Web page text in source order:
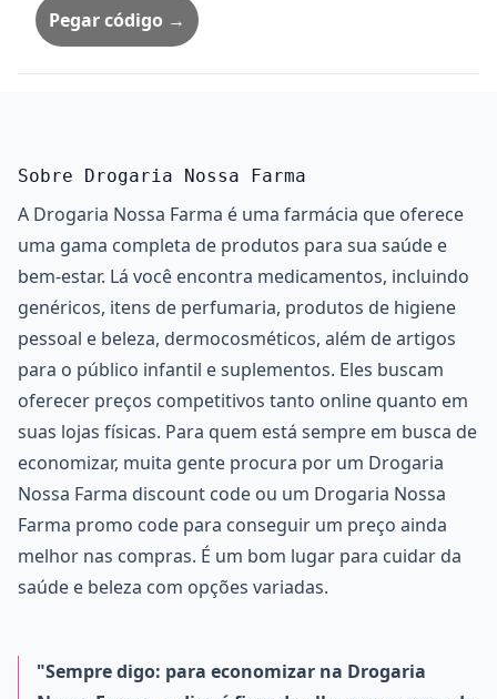
Pegar código →
Sobre Drogaria Nossa Farma
A Drogaria Nossa Farma é uma farmácia que oferece
uma gama completa de produtos para sua saúde e
bem-estar. Lá você encontra medicamentos, incluindo
genéricos, itens de perfumaria, produtos de higiene
pessoal e beleza, dermocosméticos, além de artigos
para o público infantil e suplementos. Eles buscam
oferecer preços competitivos tanto online quanto em
suas lojas físicas. Para quem está sempre em busca de
economizar, muita gente procura por um Drogaria
Nossa Farma discount code ou um Drogaria Nossa
Farma promo code para conseguir um preço ainda
melhor nas compras. É um bom lugar para cuidar da
saúde e beleza com opções variadas.
"Sempre digo: para economizar na Drogaria